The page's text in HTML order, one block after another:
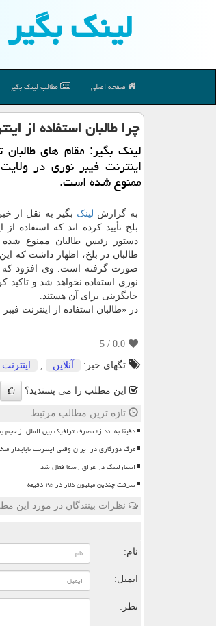
لینك بگیر
صفحه اصلی مطالب لینك بگیر
چرا طالبان استفاده از
لینک بگیر: مقام های طالبان
اینترنت فیبر نوری در
ممنوع شده است.
به گزارش لینک بگیر به نقل از
بلخ تأیید کرده اند که استفاده
دستور رئیس طالبان ممنوع
طالبان در بلخ، اظهار داشت که
صورت گرفته است. وی افزود که
نوری استفاده نخواهد شد و
جایگزینی برای آن هستند.
در «طالبان استفاده از اینترنت
0.0
/ 5
تگهای خبر:
آنلاین اینترنت
این مطلب را می پسندید؟
تازه ترین مطالب مرتبط
دقیقا به اندازه مصرف ترافیک بین الملل از
مرگ دورکاری در ایران وقتی اینترنت ناپایدار
استارلینک در عراق رسما فعال شد
سرقت چندین میلیون دلار در ۲۵ دقیقه
نظرات بینندگان در مورد این
نام:
ایمیل:
نظر: